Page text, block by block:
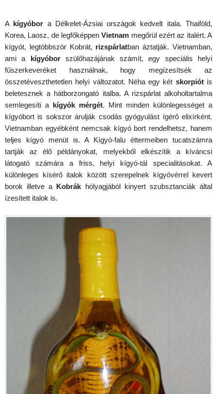
A kígyóbor a Délkelet-Ázsiai országok kedvelt itala. Thaiföld,
Korea, Laosz, de legfőképpenVietnam megőrül ezért az italért. A
kígyót, legtöbbször Kobrát, rizspárlatban áztatják. Vietnamban,
ami a kígyóborszülőhazájának számít, egy speciális helyi
fűszerkeveréket használnak, hogy megízesítsék az
összetéveszthetetlen helyi változatot. Néha egy két skorpiótis
beletesznek a hátborzongató italba. A rizspárlat alkoholtartalma
semlegesíti a kígyók mérgét. Mint minden különlegességet a
kígyóbort is sokszor árulják csodás gyógyulást ígérő elixírként.
Vietnamban egyébként nemcsak kígyó bort rendelhetsz, hanem
teljes kígyó menüt is. A Kígyó-falu éttermeiben tucatszámra
tartják az élő példányokat, melyekből elkészítik a kíváncsi
látogató számára a friss, helyi kígyó-tál specialitásokat. A
különleges kísérő italok között szerepelnek kígyóvérrel kevert
borok illetve a Kobrák hólyagjából kinyert szubsztanciák által
ízesített italok is.